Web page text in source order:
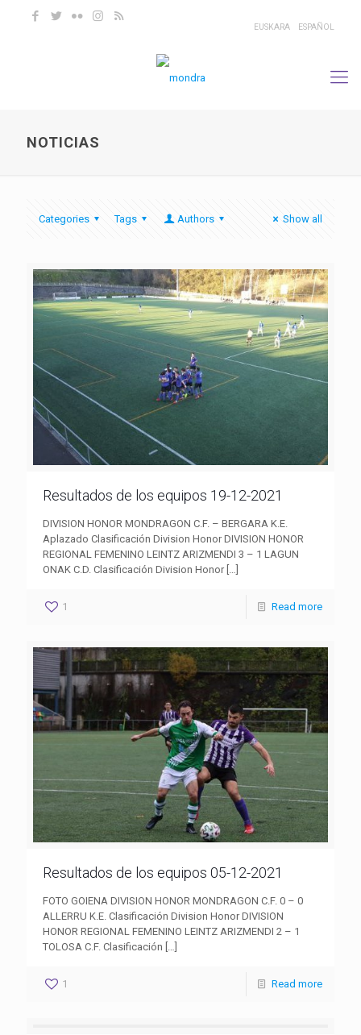
EUSKARA ESPAÑOL
NOTICIAS
Categories Tags Authors Show all
Resultados de los equipos 19-12-2021
DIVISION HONOR MONDRAGON C.F. – BERGARA K.E.
Aplazado Clasificación Division Honor DIVISION HONOR
REGIONAL FEMENINO LEINTZ ARIZMENDI 3 – 1 LAGUN
ONAK C.D. Clasificación Division Honor[…]
1 Read more
Resultados de los equipos 05-12-2021
FOTO GOIENA DIVISION HONOR MONDRAGON C.F. 0 – 0
ALLERRU K.E. Clasificación Division Honor DIVISION
HONOR REGIONAL FEMENINO LEINTZ ARIZMENDI 2 – 1
TOLOSA C.F. Clasificación […]
1 Read more